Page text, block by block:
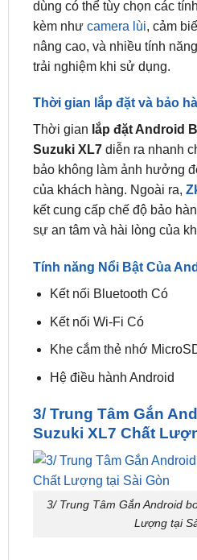
Tùy chọn tính năng và phụ
Khilắp Android Box cho
dùng có thể tùy chọn các
nâng cao, và nhiều tính
trải nghiệm khi sử dụng.
Thời gian lắp đặt và bảo
Thời gianlắp đặt Android
Suzuki XL7diễn ra nhanh
bảo không làm ảnh hưởng
kết cung cấp chế độ bảo
sự an tâm và hài lòng của
Kết nối Bluetooth Có
Kết nối Wi-Fi Có
Khe cắm thẻ nhớ
Hệ điều hành Android
3/ Trung Tâm Gắn
Suzuki XL7 Chất